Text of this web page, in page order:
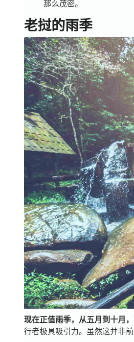
那么茂密。
老挝的雨季
现在正值雨季，从五月到十月，
行者极具吸引力。虽然这并非